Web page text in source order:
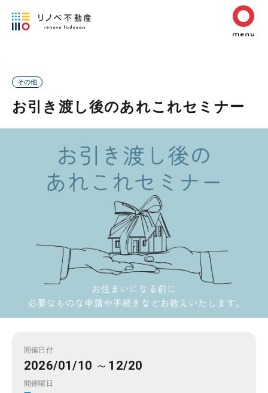
その他
お引き渡し後のあれこれセミナー
開催日付
2026/01/10 ～12/20
開催曜日